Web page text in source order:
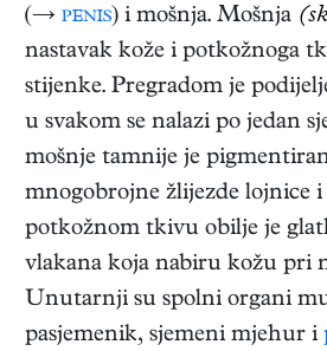
(→ penis) i mošnja. Mošnja
nastavak kože i potkožnoga
stijenke. Pregradom je
u svakom se nalazi po jedan
mošnje tamnije je
mnogobrojne žlijezde lojnice
potkožnom tkivu obilje je
vlakana koja nabiru kožu pri
Unutarnji su spolni organi
pasjemenik, sjemeni mjehur i